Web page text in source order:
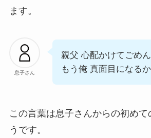
ます。
息子さん
親父 心配かけてごめん
もう俺 真面目になるか
この言葉は息子さんからの初め
うです。